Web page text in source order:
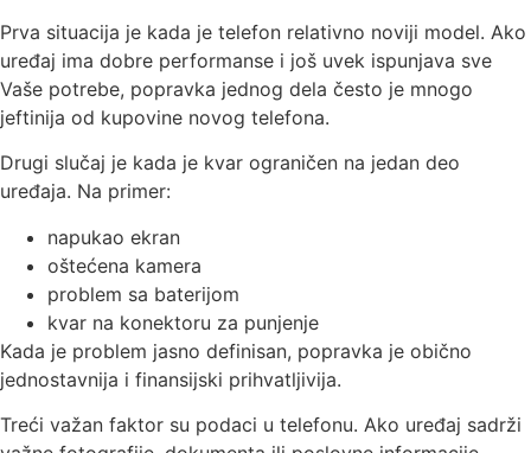
Prva situacija je kada je telefon relativno noviji model. Ako
uređaj ima dobre performanse i još uvek ispunjava sve
Vaše potrebe, popravka jednog dela često je mnogo
jeftinija od kupovine novog telefona.
Drugi slučaj je kada je kvar ograničen na jedan deo
uređaja. Na primer:
napukao ekran
oštećena kamera
problem sa baterijom
kvar na konektoru za punjenje
Kada je problem jasno definisan, popravka je obično
jednostavnija i finansijski prihvatljivija.
Treći važan faktor su podaci u telefonu. Ako uređaj sadrži